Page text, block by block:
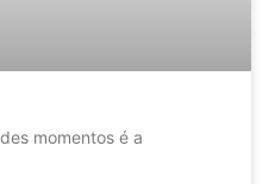
momentos é a